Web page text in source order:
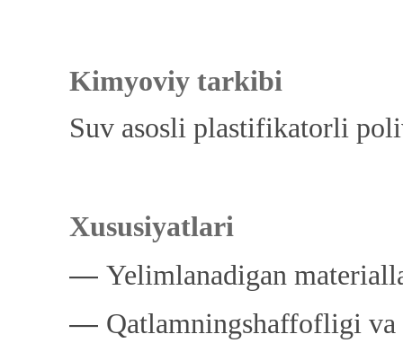
Kimyoviy tarkibi
Suv asosli plastifikatorli
Xususiyatlari
― Yelimlanadigan
― Qatlamningshaffofligi